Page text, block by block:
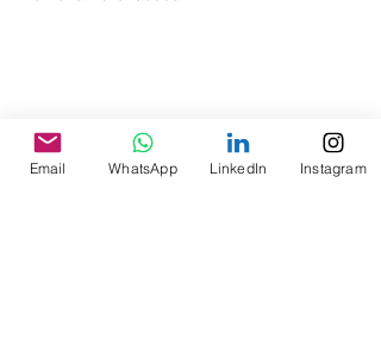
Email WhatsApp LinkedIn Instagram